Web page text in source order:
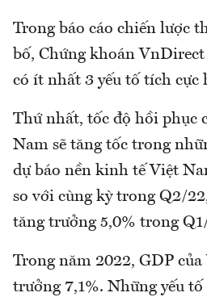
Trong báo cáo chiến lược
bố, Chứng khoán VnDirect
có ít nhất 3 yếu tố tích
Thứ nhất, tốc độ hồi phục
Nam sẽ tăng tốc trong
dự báo nền kinh tế Việt
so với cùng kỳ trong Q2/
tăng trưởng 5,0% trong
Trong năm 2022, GDP
trưởng 7,1%. Những yếu